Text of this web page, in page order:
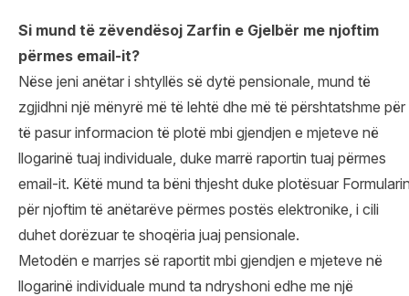
Si mund të zëvendësoj Zarfin e Gjelbër me njoftim
përmes email-it?
Nëse jeni anëtar i shtyllës së dytë pensionale, mund të
zgjidhni një mënyrë më të lehtë dhe më të përshtatshme për
të pasur informacion të plotë mbi gjendjen e mjeteve në
llogarinë tuaj individuale, duke marrë raportin tuaj përmes
email-it. Këtë mund ta bëni thjesht duke plotësuar
për njoftim të anëtarëve përmes postës elektronike, i cili
duhet dorëzuar te shoqëria juaj pensionale.
Metodën e marrjes së raportit mbi gjendjen e mjeteve në
llogarinë individuale mund ta ndryshoni edhe me një